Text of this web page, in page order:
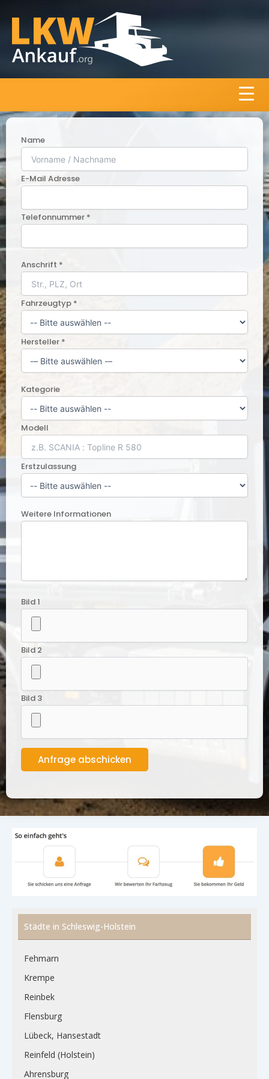
Name
E-Mail Adresse
Telefonnummer *
Anschrift *
Fahrzeugtyp *
Hersteller *
Kategorie
Modell
Erstzulassung
Weitere Informationen
Bild 1
Bild 2
Bild 3
Städte in Schleswig-Holstein
Fehmarn
Krempe
Reinbek
Flensburg
Lübeck, Hansestadt
Reinfeld (Holstein)
Ahrensburg